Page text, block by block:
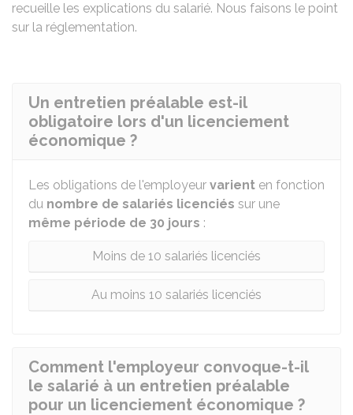
recueille les explications du salarié. Nous faisons le point
sur la réglementation.
Un entretien préalable est-il
obligatoire lors d'un licenciement
économique ?
Les obligations de l'employeur varient en fonction
du nombre de salariés licenciés sur une
même période de 30 jours :
Moins de 10 salariés licenciés
Au moins 10 salariés licenciés
Comment l'employeur convoque-t-il
le salarié à un entretien préalable
pour un licenciement économique ?